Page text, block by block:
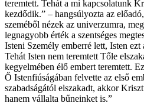
teremtett. Tehát a mi kapcsolatunk
kezdődik.” – hangsúlyozta az
szeméből nézek az univerzumra,
legnagyobb érték a szentséges
Isteni Személy emberré lett, Isten
Tehát Isten nem teremtett Tőle
kegyelmében élő embert teremtett.
Ő Istenfiúságában felvette az első
szabadságától elszakadt, akkor
hanem vállalta bűneinket is.”